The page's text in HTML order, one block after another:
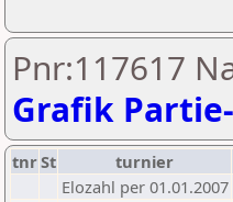
Pnr:117617
Grafik
tnrSt turnier
Elozahl per 01.01.2007